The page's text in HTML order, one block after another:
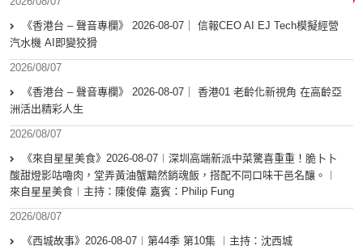
《香港台 – 聲音專欄》 2026-08-07｜ 信報CEO AI EJ Tech模擬經營
汽水機 AI即變狡猾
2026/08/07
《香港台 – 聲音專欄》 2026-08-07｜ 香港01 老齡化新視角 在高齡亞
洲活出精彩人生
2026/08/07
《來自星星美食》2026-08-07︱深圳高端新派中菜驚喜重重！脆卜卜
酸甜燈影咕嚕肉，堂弄黃油蟹黯然銷魂飯，搭配不同口味干邑名釀。︱
來自星星美食︱主持：陳俊偉 嘉賓：Philip Fung
2026/08/07
《西城故事》2026-08-07︱第44季 第10集 ︱主持：沈西城